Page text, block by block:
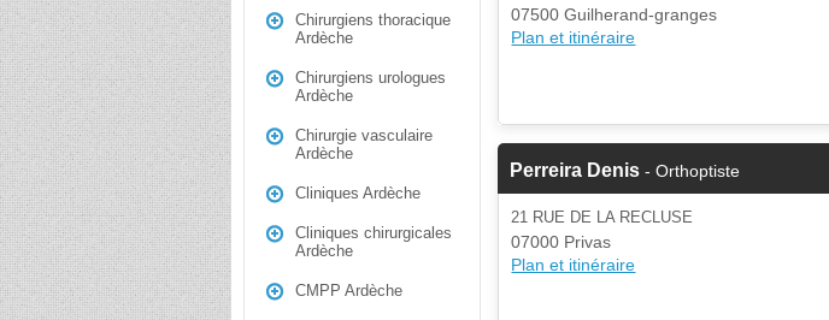
Chirurgiens thoracique
Ardèche
Chirurgiens urologues
Ardèche
Chirurgie vasculaire
Ardèche
Cliniques Ardèche
Cliniques chirurgicales
Ardèche
CMPP Ardèche
07500 Guilherand-granges
Plan et itinéraire
Perreira Denis - Orthoptiste
21 RUE DE LA RECLUSE
07000 Privas
Plan et itinéraire